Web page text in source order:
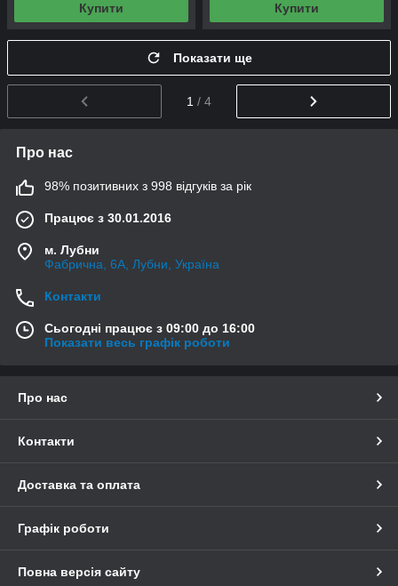
Купити Купити
Показати ще
1 / 4
Про нас
98% позитивних з 998 відгуків за рік
Працює з 30.01.2016
м. Лубни
Фабрична, 6А, Лубни, Україна
Контакти
Сьогодні працює з 09:00 до 16:00
Показати весь графік роботи
Про нас
Контакти
Доставка та оплата
Графік роботи
Повна версія сайту